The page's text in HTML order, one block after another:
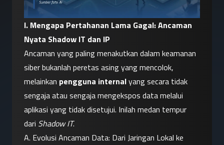
I. Mengapa Pertahanan Lama Gagal: Ancaman
Nyata Shadow IT dan IP
Ancaman yang paling menakutkan dalam keamanan
siber bukanlah peretas asing yang mencolok,
melainkan pengguna internal yang secara tidak
sengaja atau sengaja mengekspos data melalui
aplikasi yang tidak disetujui. Inilah medan tempur
dari Shadow IT.
A. Evolusi Ancaman Data: Dari Jaringan Lokal ke